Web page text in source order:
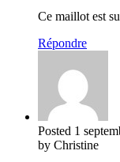
Ce maillot est
Répondre
Posted 1
by Christine